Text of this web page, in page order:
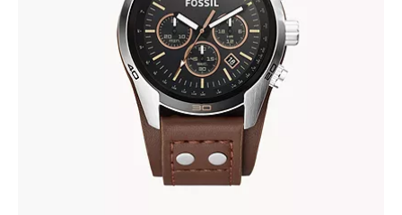
FOSSIL CH2891
345.00 KM